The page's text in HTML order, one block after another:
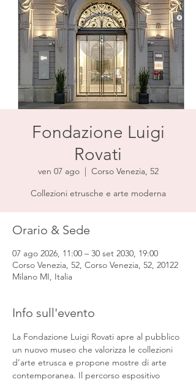
Fondazione Luigi
Rovati
ven 07 ago
  |
Corso Venezia, 52
Collezioni etrusche e arte moderna
Orario & Sede
07 ago 2026, 11:00 – 30 set 2030, 19:00
Corso Venezia, 52, Corso Venezia, 52, 20122
Milano MI, Italia
Info sull'evento
La Fondazione Luigi Rovati apre al pubblico
un nuovo museo che valorizza le collezioni
d’arte etrusca e propone mostre di arte
contemporanea. Il percorso espositivo